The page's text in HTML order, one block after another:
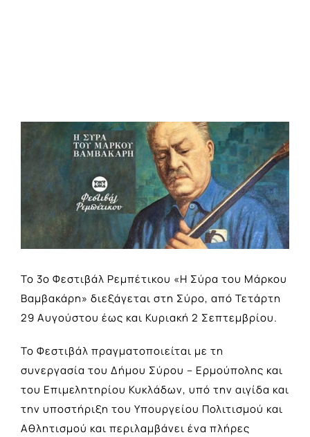
View
Larger
Το 3ο Φεστιβάλ Ρεμπέτικου «Η Σύρα του Μάρκου
Βαμβακάρη» διεξάγεται στη Σύρο, από Τετάρτη
29 Αυγούστου έως και Κυριακή 2 Σεπτεμβρίου.
Το Φεστιβάλ πραγματοποιείται με τη
συνεργασία του Δήμου Σύρου – Ερμούπολης και
του Επιμελητηρίου Κυκλάδων, υπό την αιγίδα και
την υποστήριξη του Υπουργείου Πολιτισμού και
Αθλητισμού και περιλαμβάνει ένα πλήρες